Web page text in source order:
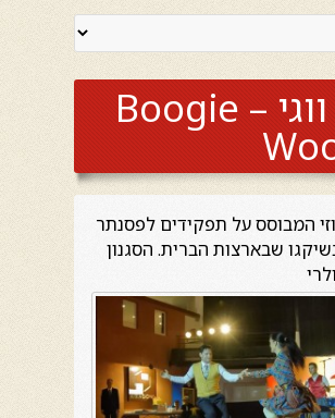
בוגי ווגי – Boogie
המבוסס על תפקידים לפסנתר
שבארצות הברית. הסגנון